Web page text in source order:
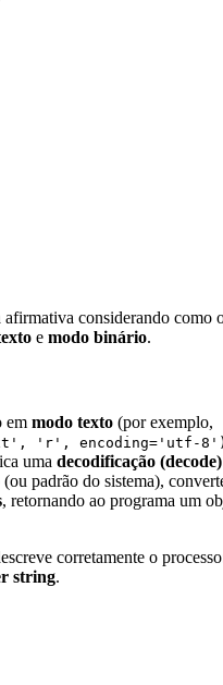
afirmativa considerando como
e modo binário.
em modo texto (por exemplo,
'r', encoding='utf-8')
uma decodificação (decode)
padrão do sistema),
, retornando ao programa um
corretamente o
string.